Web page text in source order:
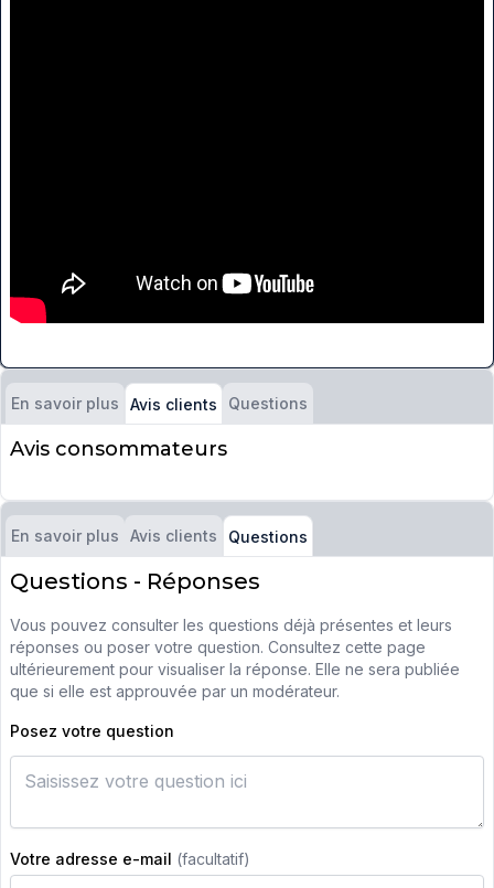
En savoir plus Avis clients Questions
Avis consommateurs
En savoir plus Avis clients Questions
Questions - Réponses
Vous pouvez consulter les questions déjà présentes et leurs
réponses ou poser votre question. Consultez cette page
ultérieurement pour visualiser la réponse. Elle ne sera publiée
que si elle est approuvée par un modérateur.
Posez votre question
Votre adresse e-mail (facultatif)